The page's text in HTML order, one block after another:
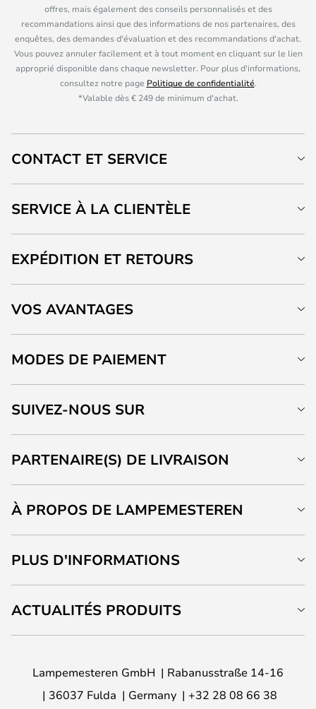
offres, mais également des conseils personnalisés et des
recommandations ainsi que des informations de nos partenaires, des
enquêtes, des demandes d'évaluation et des recommandations d'achat.
Vous pouvez annuler facilement et à tout moment en cliquant sur le lien
approprié disponible dans chaque newsletter. Pour plus d'informations,
consultez notre page Politique de confidentialité.
*Valable dès € 249 de minimum d'achat.
CONTACT ET SERVICE
SERVICE À LA CLIENTÈLE
EXPÉDITION ET RETOURS
VOS AVANTAGES
MODES DE PAIEMENT
SUIVEZ-NOUS SUR
PARTENAIRE(S) DE LIVRAISON
À PROPOS DE LAMPEMESTEREN
PLUS D'INFORMATIONS
ACTUALITÉS PRODUITS
Lampemesteren GmbH
Rabanusstraße 14-16
36037 Fulda
Germany +32 28 08 66 38